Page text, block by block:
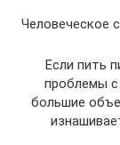
Человеческое
Если пить
проблемы с
большие